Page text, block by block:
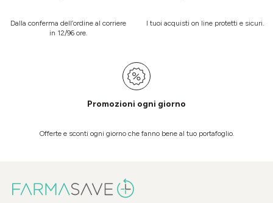
Dalla conferma dell’ordine al corriere
in 12/96 ore.
I tuoi acquisti on line protetti e sicuri.
Promozioni ogni giorno
Offerte e sconti ogni giorno che fanno bene al tuo portafoglio.